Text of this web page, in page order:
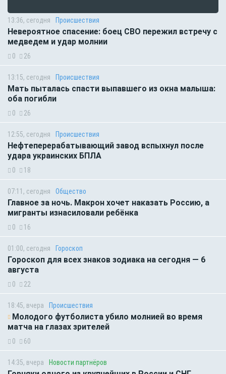
13:36, сегодня Происшествия
Невероятное спасение: боец СВО пережил встречу с
медведем и удар молнии
0 26
13:15, сегодня Происшествия
Мать пыталась спасти выпавшего из окна малыша:
оба погибли
0 26
12:55, сегодня Происшествия
Нефтеперерабатывающий завод вспыхнул после
удара украинских БПЛА
0 18
07:11, сегодня Общество
Главное за ночь. Макрон хочет наказать Россию, а
мигранты изнасиловали ребёнка
0 16
01:00, сегодня Гороскоп
Гороскоп для всех знаков зодиака на сегодня — 6
августа
0 22
18:45, вчера Происшествия
Молодого футболиста убило молнией во время
матча на глазах зрителей
0 60
14:35, вчера Новости партнёров